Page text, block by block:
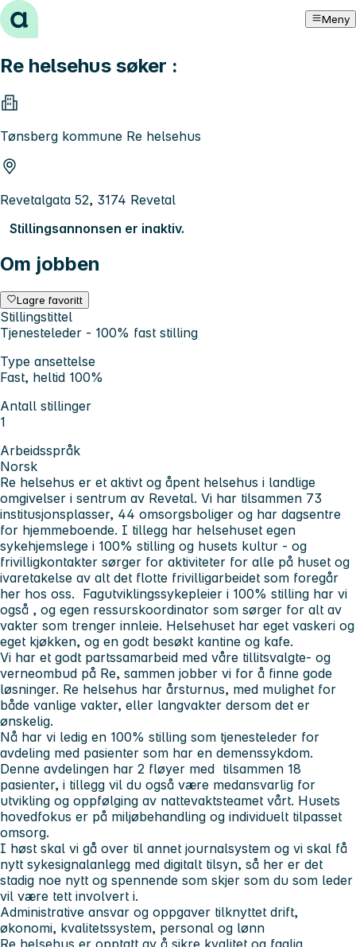
Hopp til innhold Meny
Re helsehus søker :
Tønsberg kommune Re helsehus
Revetalgata 52, 3174 Revetal
Stillingsannonsen er inaktiv.
Om jobben
Lagre favoritt
Stillingstittel
Tjenesteleder - 100% fast stilling
Type ansettelse
Fast, heltid 100%
Antall stillinger
1
Arbeidsspråk
Norsk
Re helsehus er et aktivt og åpent helsehus i landlige
omgivelser i sentrum av Revetal. Vi har tilsammen 73
institusjonsplasser, 44 omsorgsboliger og har dagsentre
for hjemmeboende. I tillegg har helsehuset egen
sykehjemslege i 100% stilling og husets kultur - og
frivilligkontakter sørger for aktiviteter for alle på huset og
ivaretakelse av alt det flotte frivilligarbeidet som foregår
her hos oss. Fagutviklingssykepleier i 100% stilling har vi
også , og egen ressurskoordinator som sørger for alt av
vakter som trenger innleie. Helsehuset har eget vaskeri og
eget kjøkken, og en godt besøkt kantine og kafe.
Vi har et godt partssamarbeid med våre tillitsvalgte- og
verneombud på Re, sammen jobber vi for å finne gode
løsninger. Re helsehus har årsturnus, med mulighet for
både vanlige vakter, eller langvakter dersom det er
ønskelig.
Nå har vi ledig en 100% stilling som tjenesteleder for
avdeling med pasienter som har en demenssykdom.
Denne avdelingen har 2 fløyer med tilsammen 18
pasienter, i tillegg vil du også være medansvarlig for
utvikling og oppfølging av nattevaktsteamet vårt. Husets
hovedfokus er på miljøbehandling og individuelt tilpasset
omsorg.
I høst skal vi gå over til annet journalsystem og vi skal få
nytt sykesignalanlegg med digitalt tilsyn, så her er det
stadig noe nytt og spennende som skjer som du som leder
vil være tett involvert i.
Administrative ansvar og oppgaver tilknyttet drift,
økonomi, kvalitetssystem, personal og lønn
Re helsehus er opptatt av å sikre kvalitet og faglig